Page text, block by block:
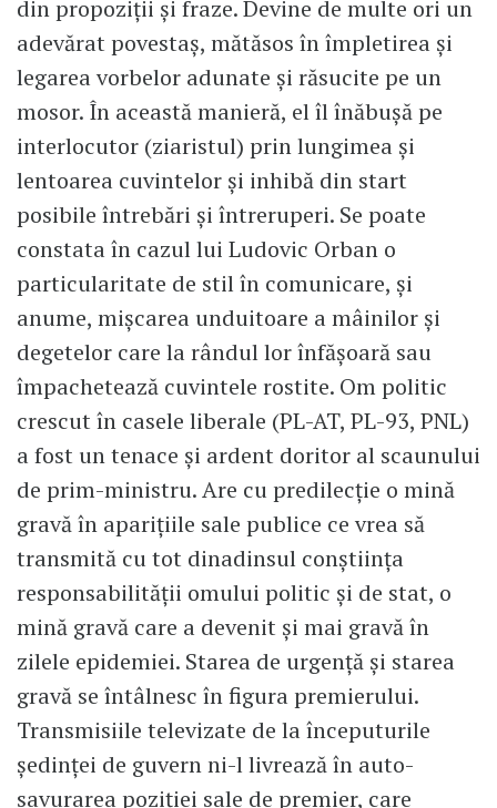
din propoziții și fraze. Devine de multe ori un
adevărat povestaș, mătăsos în împletirea și
legarea vorbelor adunate și răsucite pe un
mosor. În această manieră, el îl înăbușă pe
interlocutor (ziaristul) prin lungimea și
lentoarea cuvintelor și inhibă din start
posibile întrebări și întreruperi. Se poate
constata în cazul lui Ludovic Orban o
particularitate de stil în comunicare, și
anume, mișcarea unduitoare a mâinilor și
degetelor care la rândul lor înfășoară sau
împachetează cuvintele rostite. Om politic
crescut în casele liberale (PL-AT, PL-93, PNL)
a fost un tenace și ardent doritor al scaunului
de prim-ministru. Are cu predilecție o mină
gravă în aparițiile sale publice ce vrea să
transmită cu tot dinadinsul conștiința
responsabilității omului politic și de stat, o
mină gravă care a devenit și mai gravă în
zilele epidemiei. Starea de urgență și starea
gravă se întâlnesc în figura premierului.
Transmisiile televizate de la începuturile
ședinței de guvern ni-l livrează în auto-
savurarea poziției sale de premier, care